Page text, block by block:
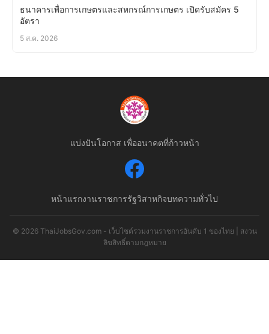
ธนาคารเพื่อการเกษตรและสหกรณ์การเกษตร เปิดรับสมัคร 5
อัตรา
5 ส.ค. 2026
แบ่งปันโอกาส เพื่ออนาคตที่ก้าวหน้า
หน้าแรกงานราชการรัฐวิสาหกิจบทความทั่วไป
© 2026 ThaiJobsGov.com - เว็บไซต์รวมงานราชการอันดับ 1 ของไทย | สงวน
ลิขสิทธิ์ตามกฎหมาย